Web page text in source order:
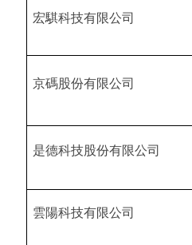
宏騏科技有限公司
京碼股份有限公司
是德科技股份有限公司
雲陽科技有限公司